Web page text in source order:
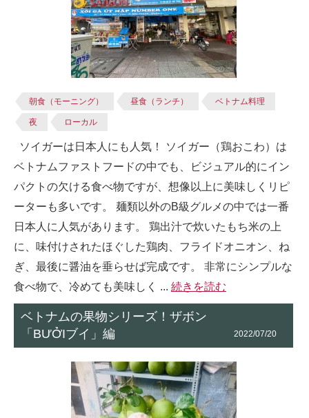
朝食（モーニング） 昼食（ランチ） ベトナム料理
夜 ローカル
ソイガーは日本人にも人気！ ソイガー（鶏おこわ）は
ベトナムファストフードの中でも、ビジュアル的にイン
パクトの欠ける食べ物ですが、想像以上に美味しくリピ
ーターも多いです。 麺類以外のB級グルメの中では一番
日本人に人気があります。 鶏出汁で炊いたもち米の上
に、味付けされたほぐした鶏肉、フライドオニオン、ね
ぎ、最後に醤油を垂らせば完成です。 非常にシンプルな
食べ物で、冷めても美味しく ... 続きを読む
ベトナムの果物シリーズ！ザボン
「BƯỞIブイ」編
2022/07/20